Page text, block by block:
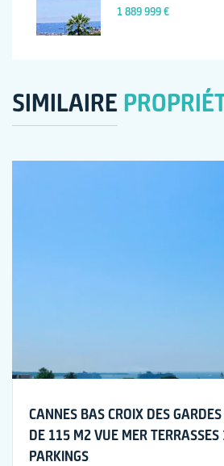
1 889 999 €
SIMILAIRE
CANNES BAS CROIX DES
DE 115 M2 VUE MER
PARKINGS